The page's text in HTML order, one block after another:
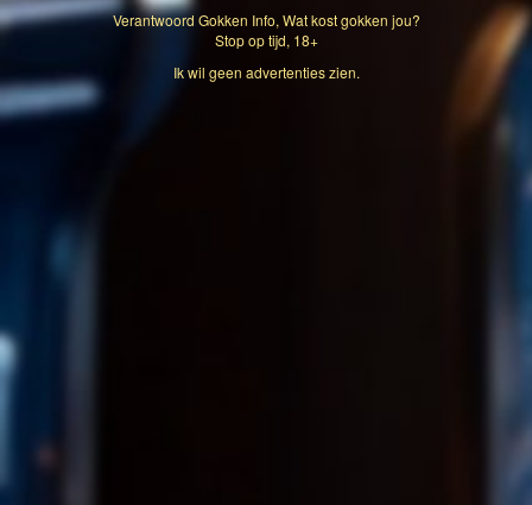
Verantwoord Gokken Info, Wat kost gokken jou?
Stop op tijd, 18+
Ik wil geen advertenties zien.